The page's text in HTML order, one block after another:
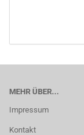
MEHR ÜBER...
Impressum
Kontakt